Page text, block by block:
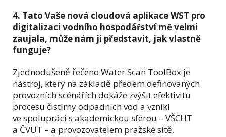
4. Tato Vaše nová cloudová aplikace WST pro
digitalizaci vodního hospodářství mě velmi
zaujala, může nám ji představit, jak vlastně
funguje?
Zjednodušeně řečeno Water Scan ToolBox je
nástroj, který na základě předem definovaných
provozních scénářích dokáže zvýšit efektivitu
procesu čistírny odpadních vod a vznikl
ve spolupráci s akademickou sférou – VŠCHT
a ČVUT – a provozovatelem pražské sítě,